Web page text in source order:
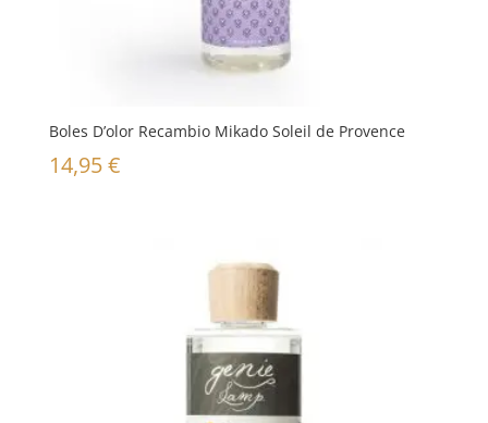
Boles D’olor Recambio Mikado Soleil de Provence
14,95€